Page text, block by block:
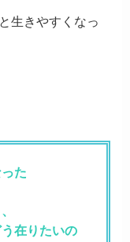
生きやすくなっ
た
在りたいの